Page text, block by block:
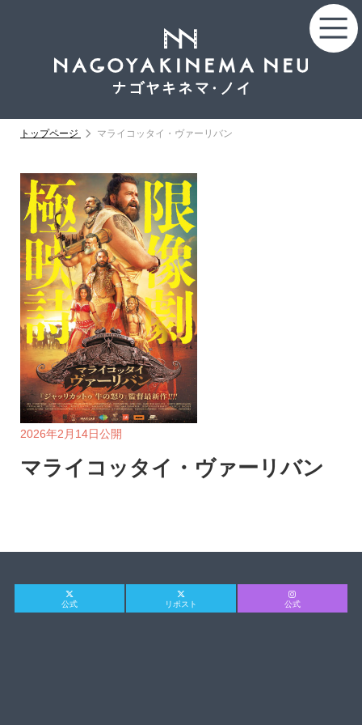
トップページ マライコッタイ・ヴァーリバン
2026年2月14日公開
マライコッタイ・ヴァーリバン
公式 リポスト 公式